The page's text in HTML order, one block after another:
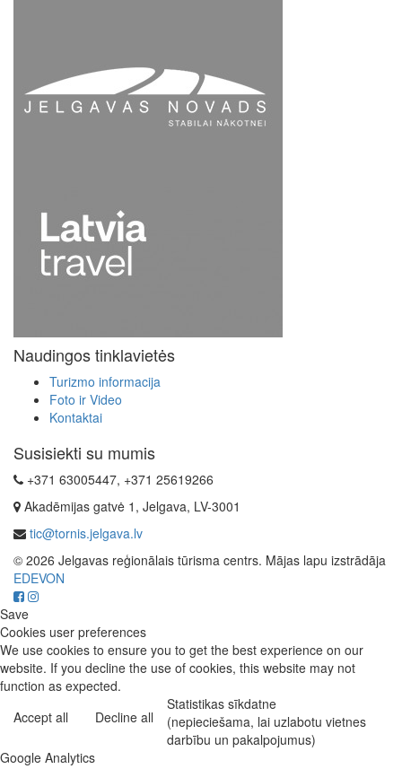
Naudingos tinklavietės
Turizmo informacija
Foto ir Video
Kontaktai
Susisiekti su mumis
+371 63005447, +371 25619266
Akadēmijas gatvė 1, Jelgava, LV-3001
tic@tornis.jelgava.lv
© 2026 Jelgavas reģionālais tūrisma centrs. Mājas lapu izstrādāja
EDEVON
Save
Cookies user preferences
We use cookies to ensure you to get the best experience on our
website. If you decline the use of cookies, this website may not
function as expected.
Accept all
Decline all
Statistikas sīkdatne
(nepieciešama, lai uzlabotu vietnes
darbību un pakalpojumus)
Google Analytics